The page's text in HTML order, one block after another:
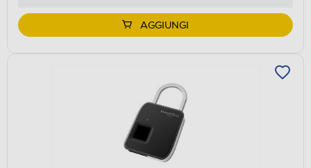
AGGIUNGI